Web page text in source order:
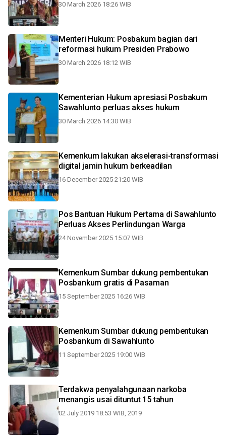
30 March 2026 18:26 WIB
Menteri Hukum: Posbakum bagian dari
reformasi hukum Presiden Prabowo
30 March 2026 18:12 WIB
Kementerian Hukum apresiasi Posbakum
Sawahlunto perluas akses hukum
30 March 2026 14:30 WIB
Kemenkum lakukan akselerasi-transformasi
digital jamin hukum berkeadilan
16 December 2025 21:20 WIB
Pos Bantuan Hukum Pertama di Sawahlunto
Perluas Akses Perlindungan Warga
24 November 2025 15:07 WIB
Kemenkum Sumbar dukung pembentukan
Posbankum gratis di Pasaman
15 September 2025 16:26 WIB
Kemenkum Sumbar dukung pembentukan
Posbankum di Sawahlunto
11 September 2025 19:00 WIB
Terdakwa penyalahgunaan narkoba
menangis usai dituntut 15 tahun
02 July 2019 18:53 WIB, 2019